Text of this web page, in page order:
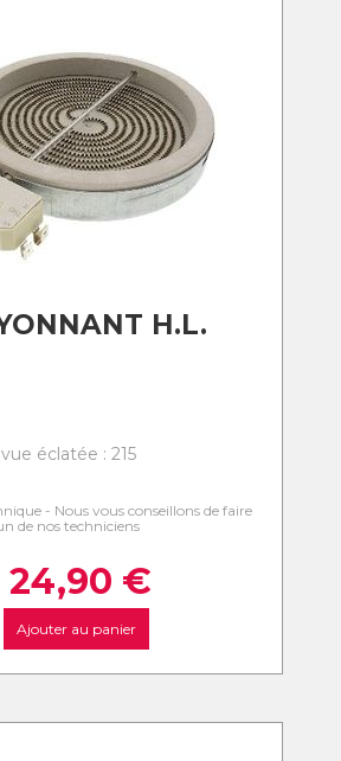
H.L.
éclatée : 215
- Nous vous conseillons de faire
de nos techniciens
24,90 €
Ajouter au panier